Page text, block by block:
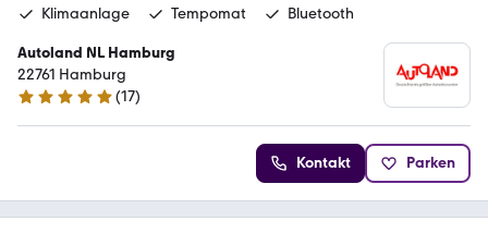
Klimaanlage
Tempomat Bluetooth
Autoland NL Hamburg
22761 Hamburg
4.9 Sterne
(17)
Kontakt Parken